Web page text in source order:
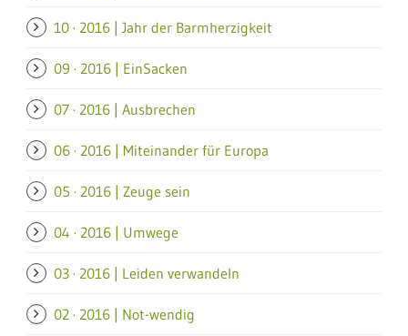
10 · 2016 | Jahr der Barmherzigkeit
09 · 2016 | EinSacken
07 · 2016 | Ausbrechen
06 · 2016 | Miteinander für Europa
05 · 2016 | Zeuge sein
04 · 2016 | Umwege
03 · 2016 | Leiden verwandeln
02 · 2016 | Not-wendig